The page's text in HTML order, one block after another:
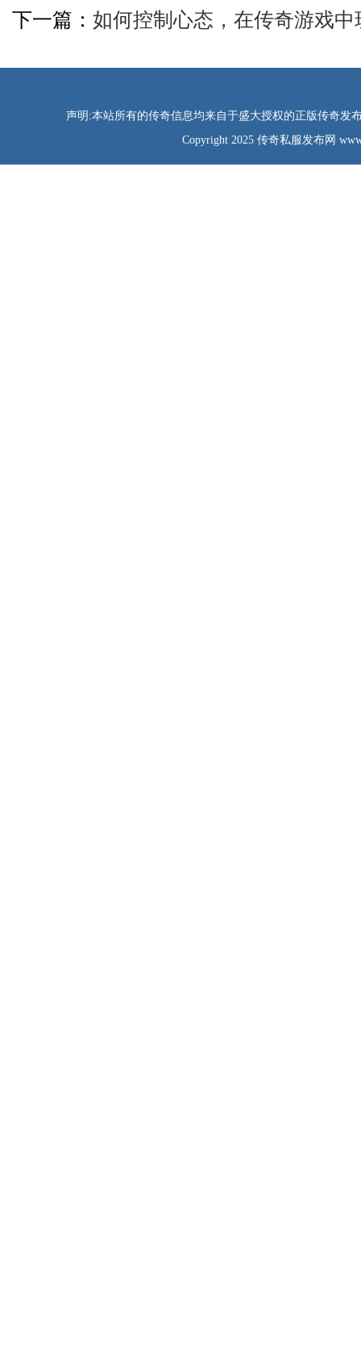
下一篇： 如何控制心态，在传奇游戏
声明:本站所有的传奇信息均来自于盛大授权的正版传奇发
Copyright 2025 传奇私服发布网